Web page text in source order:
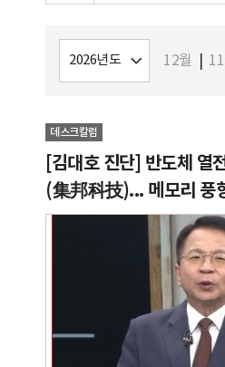
12월
데스크칼럼
[김대호 진단] 반도체 열
(集邦科技)... 메모리 풍
1인자"